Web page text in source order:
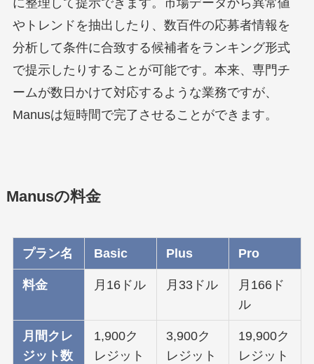
に整理して提示できます。市場データから異常値
やトレンドを抽出したり、数百件の応募者情報を
分析して条件に合致する候補者をランキング形式
で提示したりすることが可能です。本来、専門チ
ームが数日かけて対応するような業務ですが、
Manusは短時間で完了させることができます。
Manusの料金
プラン名 Basic Plus Pro
料金 月16ドル 月33ドル
月166ド
ル
月間クレ
ジット数
1,900ク
レジット
3,900ク
レジット
19,900ク
レジット